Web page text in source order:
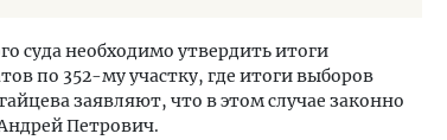
суда необходимо утвердить итоги
по 352-му участку, где итоги выборов
заявляют, что в этом случае законно
Петрович.